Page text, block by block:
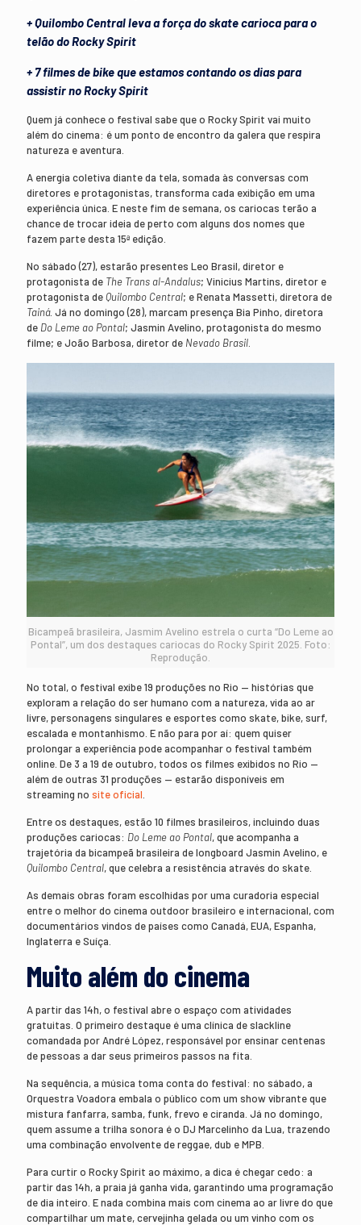
+ Quilombo Central leva a força do skate carioca para o
telão do Rocky Spirit
+ 7 filmes de bike que estamos contando os dias para
assistir no Rocky Spirit
Quem já conhece o festival sabe que o Rocky Spirit vai muito
além do cinema: é um ponto de encontro da galera que respira
natureza e aventura.
A energia coletiva diante da tela, somada às conversas com
diretores e protagonistas, transforma cada exibição em uma
experiência única. E neste fim de semana, os cariocas terão a
chance de trocar ideia de perto com alguns dos nomes que
fazem parte desta 15ª edição.
No sábado (27), estarão presentes Leo Brasil, diretor e
protagonista de The Trans al-Andalus; Vinicius Martins, diretor e
protagonista deQuilombo Central; e Renata Massetti, diretora de
Tainá. Já no domingo (28), marcam presença Bia Pinho, diretora
de Do Leme ao Pontal; Jasmin Avelino, protagonista do mesmo
filme; e João Barbosa, diretor de Nevado Brasil
Bicampeã brasileira, Jasmim Avelino estrela o curta “Do Leme ao
Pontal”, um dos destaques cariocas do Rocky Spirit 2025. Foto:
Reprodução.
No total, o festival exibe 19 produções no Rio — histórias que
exploram a relação do ser humano com a natureza, vida ao ar
livre, personagens singulares e esportes como skate, bike, surf,
escalada e montanhismo. E não para por aí: quem quiser
prolongar a experiência pode acompanhar o festival também
online. De 3 a 19 de outubro, todos os filmes exibidos no Rio —
além de outras 31 produções — estarão disponíveis em
streaming no site oficial.
Entre os destaques, estão 10 filmes brasileiros, incluindo duas
produções cariocas: Do Leme ao Pontal, que acompanha a
trajetória da bicampeã brasileira de longboard Jasmin Avelino, e
Quilombo Central, que celebra a resistência através do skate.
As demais obras foram escolhidas por uma curadoria especial
entre o melhor do cinema outdoor brasileiro e internacional, com
documentários vindos de países como Canadá, EUA, Espanha,
Inglaterra e Suíça.
Muito além do cinema
A partir das 14h, o festival abre o espaço com atividades
gratuitas. O primeiro destaque é uma clínica de slackline
comandada por André López, responsável por ensinar centenas
de pessoas a dar seus primeiros passos na fita.
Na sequência, a música toma conta do festival: no sábado, a
Orquestra Voadora embala o público com um show vibrante que
mistura fanfarra, samba, funk, frevo e ciranda. Já no domingo,
quem assume a trilha sonora é o DJ Marcelinho da Lua, trazendo
uma combinação envolvente de reggae, dub e MPB.
Para curtir o Rocky Spirit ao máximo, a dica é chegar cedo: a
partir das 14h, a praia já ganha vida, garantindo uma programação
de dia inteiro. E nada combina mais com cinema ao ar livre do que
compartilhar um mate, cervejinha gelada ou um vinho com os